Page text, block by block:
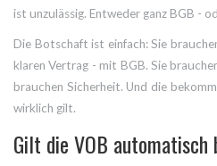
ist unzulässig. Entweder ganz BGB -
Die Botschaft ist einfach: Sie
klaren Vertrag - mit BGB. Sie
brauchen Sicherheit. Und die
wirklich gilt.
Gilt die VOB automatisch